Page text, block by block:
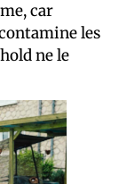
car
les
ne le